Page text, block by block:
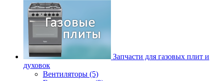
Запчасти для газовых плит и
духовок
Вентиляторы (5)